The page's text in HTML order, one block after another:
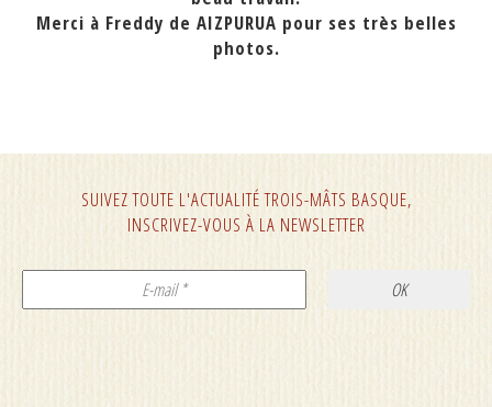
Merci à Freddy de AIZPURUA pour ses très belles
photos.
SUIVEZ TOUTE L'ACTUALITÉ TROIS-MÂTS BASQUE,
INSCRIVEZ-VOUS À LA NEWSLETTER